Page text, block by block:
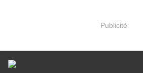
Publicité